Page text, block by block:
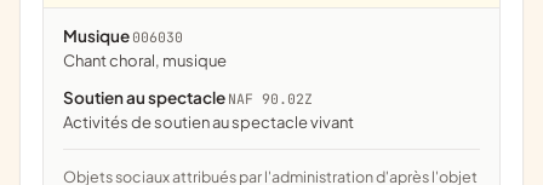
Musique 006030
chant choral, musique
Soutien au spectacle NAF 90.02Z
Activités de soutien au spectacle vivant
Objets sociaux attribués par l'administration d'après l'objet